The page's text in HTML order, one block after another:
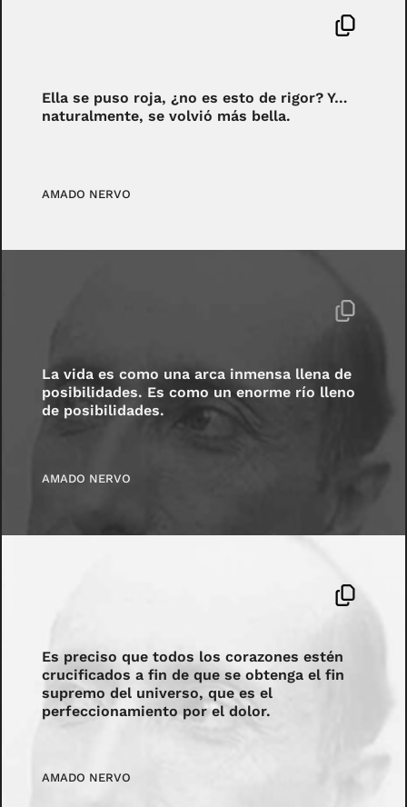
Ella se puso roja, ¿no es esto de rigor? Y…
naturalmente, se volvió más bella.
AMADO NERVO
La vida es como una arca inmensa llena de
posibilidades. Es como un enorme río lleno
de posibilidades.
AMADO NERVO
Es preciso que todos los corazones estén
crucificados a fin de que se obtenga el fin
supremo del universo, que es el
perfeccionamiento por el dolor.
AMADO NERVO